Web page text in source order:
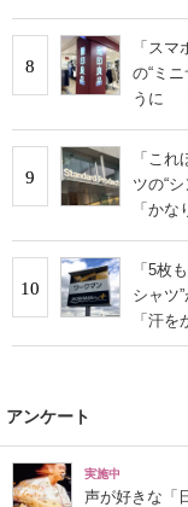
8
「ス
の“ミ
うに
9
「こ
ツの“
「かな
10
「5枚
シャツ
「汗
アンケート
実施中
声が好きな「